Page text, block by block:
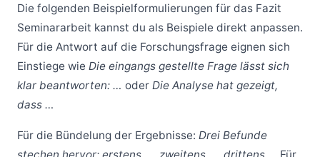
Die folgenden Beispielformulierungen für das Fazit
Seminararbeit kannst du als Beispiele direkt anpassen.
Für die Antwort auf die Forschungsfrage eignen sich
Einstiege wie Die eingangs gestellte Frage lässt sich
klar beantworten: … oder Die Analyse hat gezeigt,
dass …
Für die Bündelung der Ergebnisse: Drei Befunde